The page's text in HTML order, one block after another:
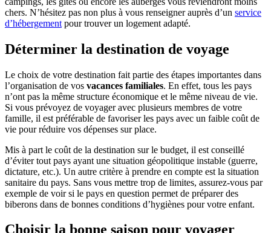
chers. N’hésitez pas non plus à vous renseigner auprès d’un service
d’hébergement pour trouver un logement adapté.
Déterminer la destination de voyage
Le choix de votre destination fait partie des étapes importantes dans
l’organisation de vos vacances familiales. En effet, tous les pays
n’ont pas la même structure économique et le même niveau de vie.
Si vous prévoyez de voyager avec plusieurs membres de votre
famille, il est préférable de favoriser les pays avec un faible coût de
vie pour réduire vos dépenses sur place.
Mis à part le coût de la destination sur le budget, il est conseillé
d’éviter tout pays ayant une situation géopolitique instable (guerre,
dictature, etc.). Un autre critère à prendre en compte est la situation
sanitaire du pays. Sans vous mettre trop de limites, assurez-vous par
exemple de voir si le pays en question permet de préparer des
biberons dans de bonnes conditions d’hygiènes pour votre enfant.
Choisir la bonne saison pour voyager